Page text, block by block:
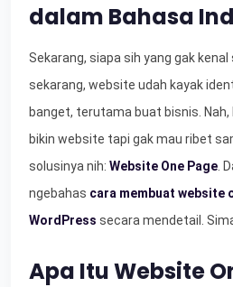
dalam Bahasa
Sekarang, siapa sih yang gak
sekarang, website udah kayak
banget, terutama buat bisnis. Nah,
bikin website tapi gak mau ribet
solusinya nih: Website One Page .
ngebahas cara membuat website
WordPress secara mendetail.
Apa Itu Website